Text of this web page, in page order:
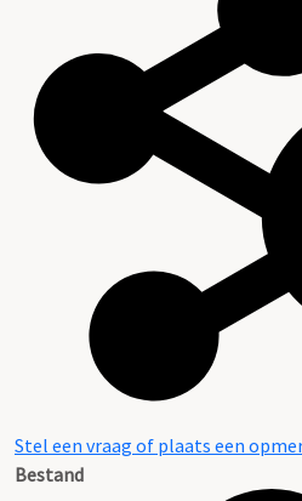
Stel een vraag of plaats een
Bestand